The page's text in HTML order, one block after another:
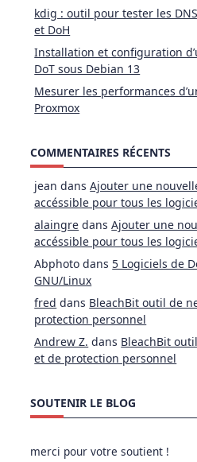
kdig : outil pour tester les
et DoH
Installation et configuration
DoT sous Debian 13
Mesurer les performances
Proxmox
COMMENTAIRES RÉCENTS
jean dansAjouter une
accéssible pour tous les
alaingre dansAjouter une
accéssible pour tous les
Abphoto dans 5 Logiciels de
GNU/Linux
fred dans BleachBit outil de
protection personnel
Andrew Z. dans BleachBit
et de protection personnel
SOUTENIR LE BLOG
merci pour votre soutient !